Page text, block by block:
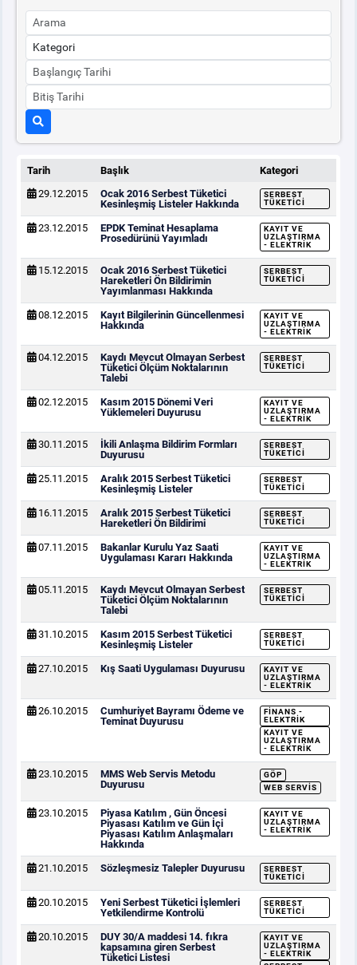
Tarih Başlık
Kategori
29.12.2015
Ocak 2016 Serbest Tüketici
Kesinleşmiş Listeler Hakkında
SERBEST
TÜKETICI
23.12.2015
EPDK Teminat Hesaplama
Prosedürünü Yayımladı
KAYIT VE
UZLAŞTIRMA
- ELEKTRIK
15.12.2015
Ocak 2016 Serbest Tüketici
Hareketleri Ön Bildirimin
Yayımlanması Hakkında
SERBEST
TÜKETICI
08.12.2015
Kayıt Bilgilerinin Güncellenmesi
Hakkında
KAYIT VE
UZLAŞTIRMA
- ELEKTRIK
04.12.2015
Kaydı Mevcut Olmayan Serbest
Tüketici Ölçüm Noktalarının
Talebi
SERBEST
TÜKETICI
02.12.2015
Kasım 2015 Dönemi Veri
Yüklemeleri Duyurusu
KAYIT VE
UZLAŞTIRMA
- ELEKTRIK
30.11.2015
İkili Anlaşma Bildirim Formları
Duyurusu
SERBEST
TÜKETICI
25.11.2015
Aralık 2015 Serbest Tüketici
Kesinleşmiş Listeler
SERBEST
TÜKETICI
16.11.2015
Aralık 2015 Serbest Tüketici
Hareketleri Ön Bildirimi
SERBEST
TÜKETICI
07.11.2015
Bakanlar Kurulu Yaz Saati
Uygulaması Kararı Hakkında
KAYIT VE
UZLAŞTIRMA
- ELEKTRIK
05.11.2015
Kaydı Mevcut Olmayan Serbest
Tüketici Ölçüm Noktalarının
Talebi
SERBEST
TÜKETICI
31.10.2015
Kasım 2015 Serbest Tüketici
Kesinleşmiş Listeler
SERBEST
TÜKETICI
27.10.2015 Kış Saati Uygulaması Duyurusu
KAYIT VE
UZLAŞTIRMA
- ELEKTRIK
26.10.2015
Cumhuriyet Bayramı Ödeme ve
Teminat Duyurusu
FINANS -
ELEKTRIK
KAYIT VE
UZLAŞTIRMA
- ELEKTRIK
23.10.2015
MMS Web Servis Metodu
Duyurusu
GÖP
WEB SERVIS
23.10.2015
Piyasa Katılım , Gün Öncesi
Piyasası Katılım ve Gün İçi
Piyasası Katılım Anlaşmaları
Hakkında
KAYIT VE
UZLAŞTIRMA
- ELEKTRIK
21.10.2015 Sözleşmesiz Talepler Duyurusu
SERBEST
TÜKETICI
20.10.2015
Yeni Serbest Tüketici İşlemleri
Yetkilendirme Kontrolü
SERBEST
TÜKETICI
20.10.2015
DUY 30/A maddesi 14. fıkra
kapsamına giren Serbest
Tüketici Listesi
KAYIT VE
UZLAŞTIRMA
- ELEKTRIK